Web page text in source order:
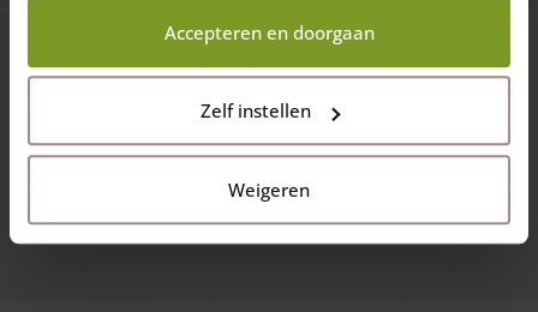
Accepteren en doorgaan
Zelf instellen
Weigeren
Folgen Sie uns